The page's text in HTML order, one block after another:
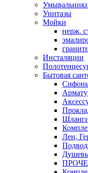
Унитазы
Мойки
нерж.
Инсталяции
Бытовая
Лен,